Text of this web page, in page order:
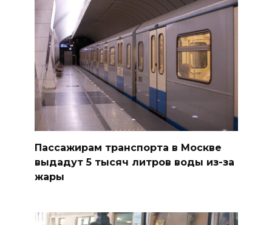
Пассажирам транспорта в Москве
выдадут 5 тысяч литров воды из-за
жары